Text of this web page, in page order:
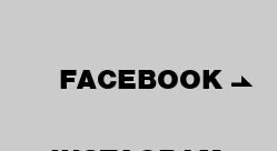
FACEBOOK